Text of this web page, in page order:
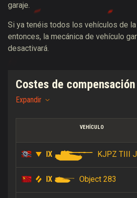
garaje.
Si ya tenéis todos los vehículos de
entonces, la mecánica de vehículo
desactivará.
Costes de
Expandir
VEHÍCULO
IX KJPZ TIII
IX Object 283